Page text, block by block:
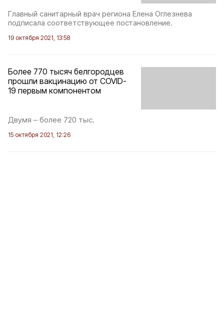
Главный санитарный врач региона Елена Оглезнева
подписала соответствующее постановление.
19 октября 2021, 13:58
Более 770 тысяч белгородцев
прошли вакцинацию от COVID-
19 первым компонентом
Двумя – более 720 тыс.
15 октября 2021, 12:26